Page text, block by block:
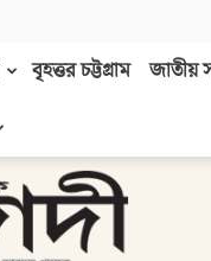
বৃহত্তর চট্টগ্রাম জাতীয়